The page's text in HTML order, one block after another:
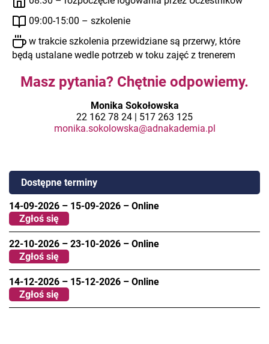
09:00-15:00 – szkolenie
w trakcie szkolenia przewidziane są przerwy, które
będą ustalane wedle potrzeb w toku zajęć z trenerem
Masz pytania? Chętnie odpowiemy.
Monika Sokołowska
22 162 78 24 | 517 263 125
monika.sokolowska@adnakademia.pl
Dostępne terminy
14-09-2026 – 15-09-2026 – Online
Zgłoś się
22-10-2026 – 23-10-2026 – Online
Zgłoś się
14-12-2026 – 15-12-2026 – Online
Zgłoś się